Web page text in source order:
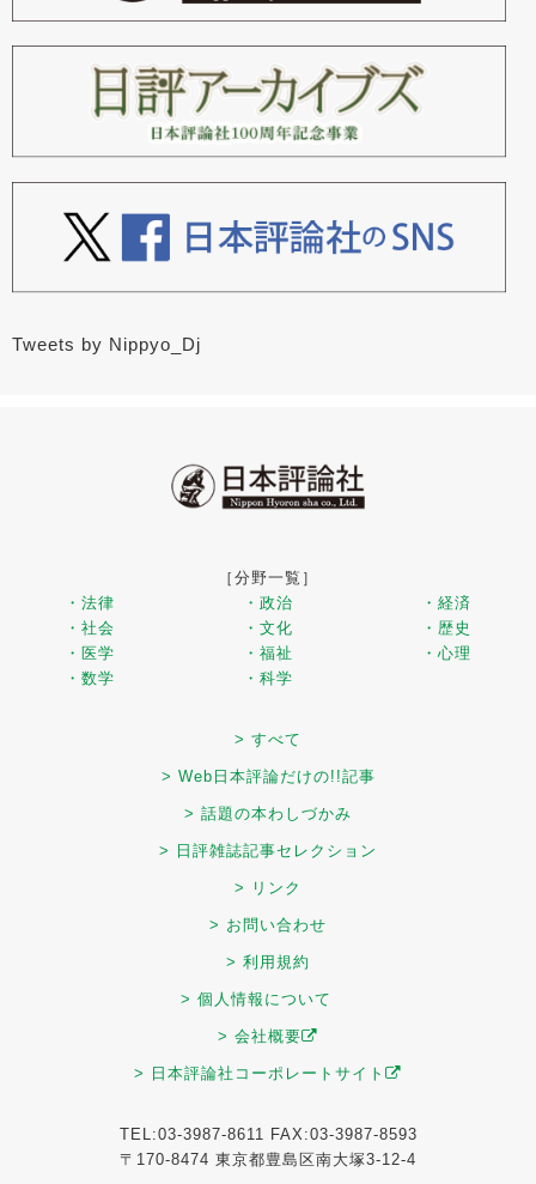
Tweets by Nippyo_Dj
［分野一覧］
・法律
・政治
・経済
・社会
・文化
・歴史
・医学
・福祉
・心理
・数学
・科学
> すべて
> Web日本評論だけの!!記事
> 話題の本わしづかみ
> 日評雑誌記事セレクション
> リンク
> お問い合わせ
> 利用規約
> 個人情報について
> 会社概要
> 日本評論社コーポレートサイト
TEL:03-3987-8611 FAX:03-3987-8593
〒170-8474 東京都豊島区南大塚3-12-4